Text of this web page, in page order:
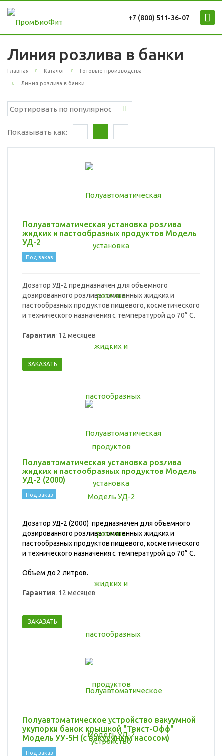
+7 (800) 511-36-07
Линия розлива в банки
Главная Каталог Готовые производства
Линия розлива в банки
Показывать как:
Полуавтоматическая установка розлива
жидких и пастообразных продуктов Модель
УД-2
Под заказ
Дозатор УД-2 предназначен для объемного
дозированного розлива гомогенных жидких и
пастообразных продуктов пищевого, косметического
и технического назначения с температурой до 70° С.
Гарантия: 12 месяцев
ЗАКАЗАТЬ
Полуавтоматическая установка розлива
жидких и пастообразных продуктов Модель
УД-2 (2000)
Под заказ
Дозатор УД-2 (2000) предназначен для объемного
дозированного розлива гомогенных жидких и
пастообразных продуктов пищевого, косметического
и технического назначения с температурой до 70° С.
Объем до 2 литров.
Гарантия: 12 месяцев
ЗАКАЗАТЬ
Полуавтоматическое устройство вакуумной
укупорки банок крышкой "Твист-Офф"
Модель УУ-5Н (с вакуумным насосом)
Под заказ